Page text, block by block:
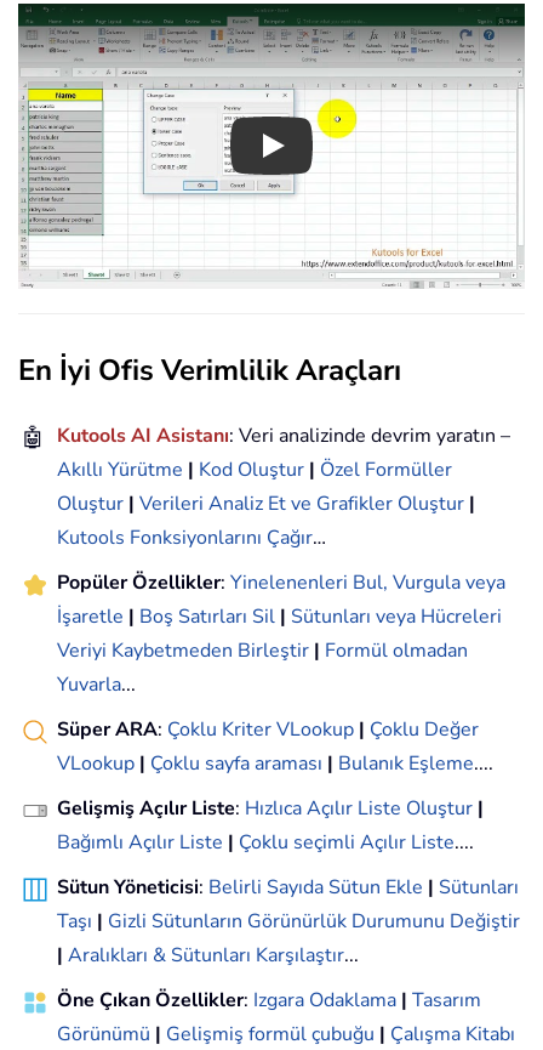
Play
En İyi Ofis Verimlilik Araçları
🤖 Kutools AI Asistanı: Veri analizinde devrim yaratın –
Akıllı Yürütme | Kod Oluştur | Özel Formüller
Oluştur | Verileri Analiz Et ve Grafikler Oluştur |
Kutools Fonksiyonlarını Çağır…
Popüler Özellikler: Yinelenenleri Bul, Vurgula veya
İşaretle | Boş Satırları Sil | Sütunları veya Hücreleri
Veriyi Kaybetmeden Birleştir | Formül olmadan
Yuvarla...
Süper ARA: Çoklu Kriter VLookup | Çoklu Değer
VLookup | Çoklu sayfa araması | Bulanık Eşleme....
Gelişmiş Açılır Liste: Hızlıca Açılır Liste Oluştur |
Bağımlı Açılır Liste | Çoklu seçimli Açılır Liste....
Sütun Yöneticisi: Belirli Sayıda Sütun Ekle | Sütunları
Taşı | Gizli Sütunların Görünürlük Durumunu Değiştir
| Aralıkları & Sütunları Karşılaştır...
Öne Çıkan Özellikler: Izgara Odaklama | Tasarım
Görünümü | Gelişmiş formül çubuğu | Çalışma Kitabı